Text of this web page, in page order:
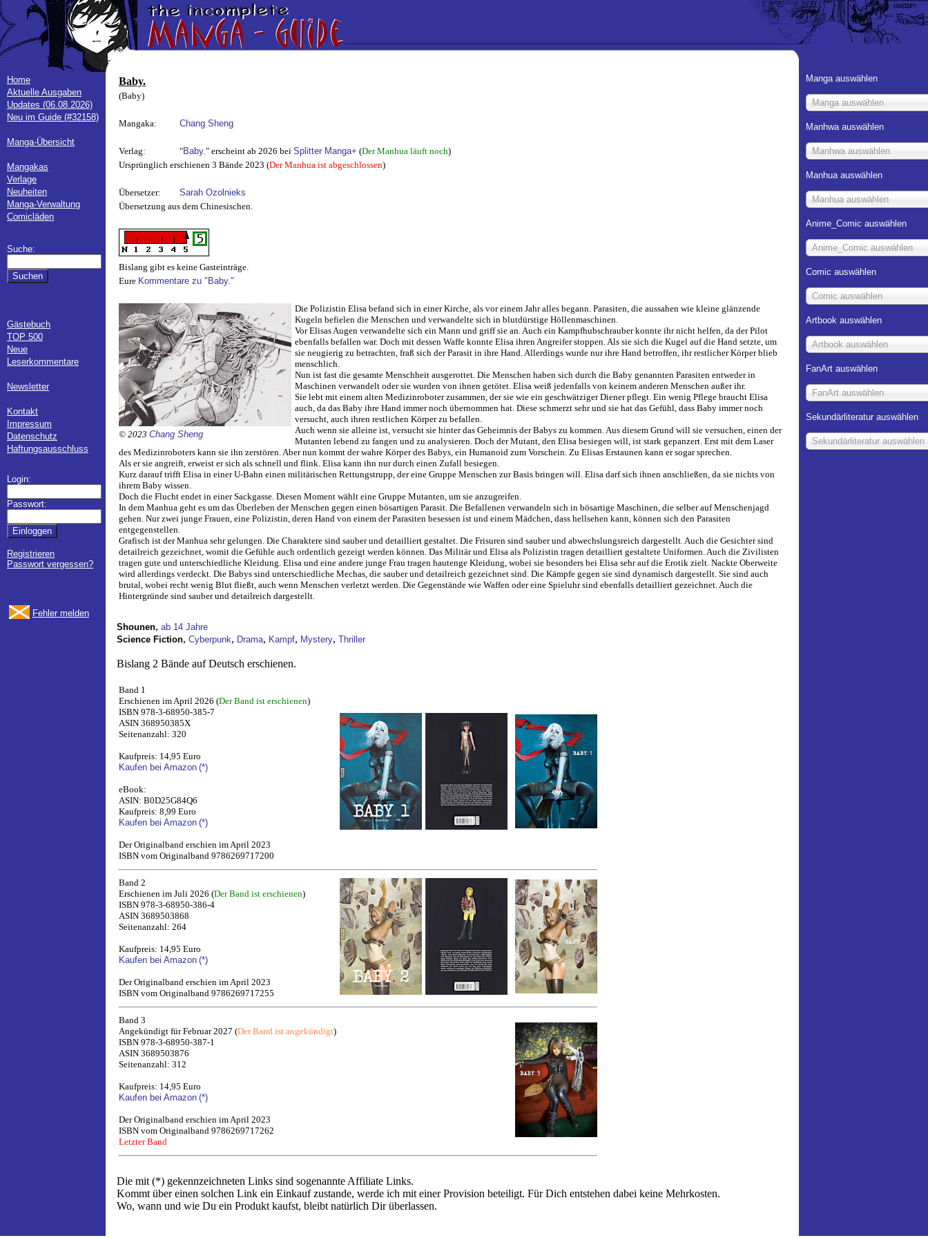
Home
Aktuelle Ausgaben
Updates (06.08.2026)
Neu im Guide (#32158)
Manga-Übersicht
Mangakas
Verlage
Neuheiten
Manga-Verwaltung
Comicläden
Suche:
Gästebuch
TOP 500
Neue
Leserkommentare
Newsletter
Kontakt
Impressum
Datenschutz
Haftungsausschluss
Login:
Passwort:
Registrieren
Passwort vergessen?
Fehler melden
Baby.
(Baby)
Mangaka: Chang Sheng
Verlag: "Baby." erscheint ab 2026 bei Splitter Manga+ (Der Manhua läuft noch)
Ursprünglich erschienen 3 Bände 2023 (Der Manhua ist abgeschlossen)
Übersetzer:
Sarah Ozolnieks
Übersetzung aus dem Chinesischen.
Bislang gibt es keine Gasteinträge.
Eure Kommentare zu "Baby."
© 2023 Chang Sheng
Die Polizistin Elisa befand sich in einer Kirche, als vor einem Jahr alles begann. Parasiten, die aussahen wie kleine glänzende
Kugeln befielen die Menschen und verwandelte sich in blutdürstige Höllenmaschinen.
Vor Elisas Augen verwandelte sich ein Mann und griff sie an. Auch ein Kampfhubschrauber konnte ihr nicht helfen, da der Pilot
ebenfalls befallen war. Doch mit dessen Waffe konnte Elisa ihren Angreifer stoppen. Als sie sich die Kugel auf die Hand setzte, um
sie neugierig zu betrachten, fraß sich der Parasit in ihre Hand. Allerdings wurde nur ihre Hand betroffen, ihr restlicher Körper blieb
menschlich.
Nun ist fast die gesamte Menschheit ausgerottet. Die Menschen haben sich durch die Baby genannten Parasiten entweder in
Maschinen verwandelt oder sie wurden von ihnen getötet. Elisa weiß jedenfalls von keinem anderen Menschen außer ihr.
Sie lebt mit einem alten Medizinroboter zusammen, der sie wie ein geschwätziger Diener pflegt. Ein wenig Pflege braucht Elisa
auch, da das Baby ihre Hand immer noch übernommen hat. Diese schmerzt sehr und sie hat das Gefühl, dass Baby immer noch
versucht, auch ihren restlichen Körper zu befallen.
Auch wenn sie alleine ist, versucht sie hinter das Geheimnis der Babys zu kommen. Aus diesem Grund will sie versuchen, einen der
Mutanten lebend zu fangen und zu analysieren. Doch der Mutant, den Elisa besiegen will, ist stark gepanzert. Erst mit dem Laser
des Medizinroboters kann sie ihn zerstören. Aber nun kommt der wahre Körper des Babys, ein Humanoid zum Vorschein. Zu Elisas Erstaunen kann er sogar sprechen.
Als er sie angreift, erweist er sich als schnell und flink. Elisa kann ihn nur durch einen Zufall besiegen.
Kurz darauf trifft Elisa in einer U-Bahn einen militärischen Rettungstrupp, der eine Gruppe Menschen zur Basis bringen will. Elisa darf sich ihnen anschließen, da sie nichts von
ihrem Baby wissen.
Doch die Flucht endet in einer Sackgasse. Diesen Moment wählt eine Gruppe Mutanten, um sie anzugreifen.
In dem Manhua geht es um das Überleben der Menschen gegen einen bösartigen Parasit. Die Befallenen verwandeln sich in bösartige Maschinen, die selber auf Menschenjagd
gehen. Nur zwei junge Frauen, eine Polizistin, deren Hand von einem der Parasiten besessen ist und einem Mädchen, dass hellsehen kann, können sich den Parasiten
entgegenstellen.
Grafisch ist der Manhua sehr gelungen. Die Charaktere sind sauber und detailliert gestaltet. Die Frisuren sind sauber und abwechslungsreich dargestellt. Auch die Gesichter sind
detailreich gezeichnet, womit die Gefühle auch ordentlich gezeigt werden können. Das Militär und Elisa als Polizistin tragen detailliert gestaltete Uniformen. Auch die Zivilisten
tragen gute und unterschiedliche Kleidung. Elisa und eine andere junge Frau tragen hautenge Kleidung, wobei sie besonders bei Elisa sehr auf die Erotik zielt. Nackte Oberweite
wird allerdings verdeckt. Die Babys sind unterschiedliche Mechas, die sauber und detailreich gezeichnet sind. Die Kämpfe gegen sie sind dynamisch dargestellt. Sie sind auch
brutal, wobei recht wenig Blut fließt, auch wenn Menschen verletzt werden. Die Gegenstände wie Waffen oder eine Spieluhr sind ebenfalls detailliert gezeichnet. Auch die
Hintergründe sind sauber und detailreich dargestellt.
Shounen, ab 14 Jahre
Science Fiction, Cyberpunk, Drama, Kampf, Mystery, Thriller
Bislang 2 Bände auf Deutsch erschienen.
Band 1
Erschienen im April 2026 (Der Band ist erschienen)
ISBN 978-3-68950-385-7
ASIN 368950385X
Seitenanzahl: 320
Kaufpreis: 14,95 Euro
Kaufen bei Amazon (*)
eBook:
ASIN: B0D25G84Q6
Kaufpreis: 8,99 Euro
Kaufen bei Amazon (*)
Der Originalband erschien im April 2023
ISBN vom Originalband 9786269717200
Band 2
Erschienen im Juli 2026 (Der Band ist erschienen)
ISBN 978-3-68950-386-4
ASIN 3689503868
Seitenanzahl: 264
Kaufpreis: 14,95 Euro
Kaufen bei Amazon (*)
Der Originalband erschien im April 2023
ISBN vom Originalband 9786269717255
Band 3
Angekündigt für Februar 2027 (Der Band ist angekündigt)
ISBN 978-3-68950-387-1
ASIN 3689503876
Seitenanzahl: 312
Kaufpreis: 14,95 Euro
Kaufen bei Amazon (*)
Der Originalband erschien im April 2023
ISBN vom Originalband 9786269717262
Letzter Band
Die mit (*) gekennzeichneten Links sind sogenannte Affiliate Links.
Kommt über einen solchen Link ein Einkauf zustande, werde ich mit einer Provision beteiligt. Für Dich entstehen dabei keine Mehrkosten.
Wo, wann und wie Du ein Produkt kaufst, bleibt natürlich Dir überlassen.
Manga auswählen
Manga auswählen
Manhwa auswählen
Manhwa auswählen
Manhua auswählen
Manhua auswählen
Anime_Comic auswählen
Anime_Comic auswählen
Comic auswählen
Comic auswählen
Artbook auswählen
Artbook auswählen
FanArt auswählen
FanArt auswählen
Sekundärliteratur auswählen
Sekundärliteratur auswählen